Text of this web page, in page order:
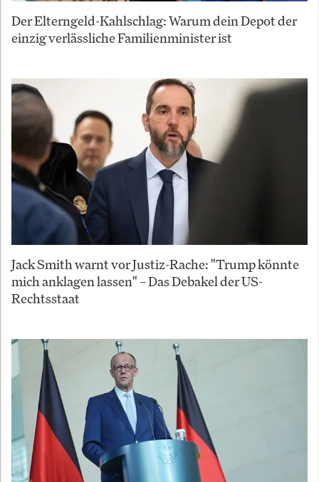
Der Elterngeld-Kahlschlag: Warum dein Depot der
einzig verlässliche Familienminister ist
Jack Smith warnt vor Justiz-Rache: "Trump könnte
mich anklagen lassen" – Das Debakel der US-
Rechtsstaat